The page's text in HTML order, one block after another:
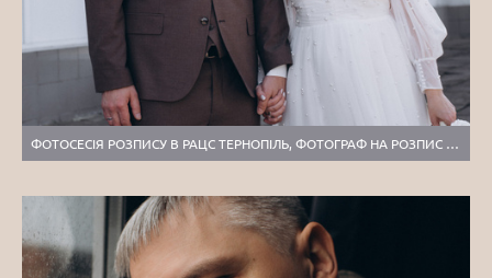
ФОТОСЕСІЯ РОЗПИСУ В РАЦС ТЕРНОПІЛЬ, ФОТОГРАФ НА РОЗПИС ТЕРНОПІЛЬ, РОЗПИС БЕРЕЗІЛЬ, ФОТОСЕСІЯ ВЕСІЛЛЯ ТЕРНОПІЛЬ